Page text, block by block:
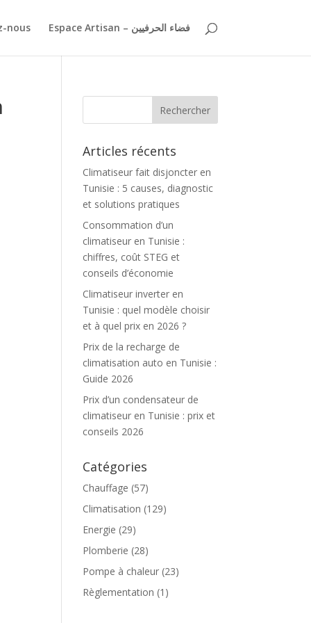
nous Espace Artisan – فضاء الحرفيين
Articles récents
Climatiseur fait disjoncter en
Tunisie : 5 causes, diagnostic
et solutions pratiques
Consommation d’un
climatiseur en Tunisie :
chiffres, coût STEG et
conseils d’économie
Climatiseur inverter en
Tunisie : quel modèle choisir
et à quel prix en 2026 ?
Prix de la recharge de
climatisation auto en Tunisie :
Guide 2026
Prix d’un condensateur de
climatiseur en Tunisie : prix et
conseils 2026
Catégories
Chauffage (57)
Climatisation (129)
Energie (29)
Plomberie (28)
Pompe à chaleur (23)
Règlementation (1)